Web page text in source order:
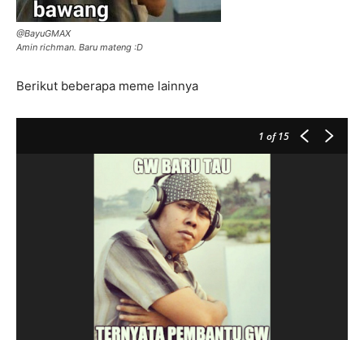
@BayuGMAX
Amin richman. Baru mateng :D
Berikut beberapa meme lainnya
1 of 15